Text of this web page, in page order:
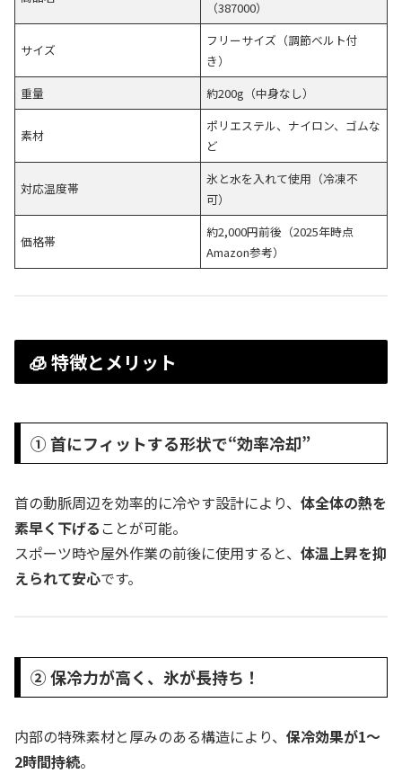
（387000）
サイズ
フリーサイズ（調節ベルト付
き）
重量
約200g（中身なし）
素材
ポリエステル、ナイロン、ゴムな
ど
対応温度帯
氷と水を入れて使用（冷凍不
可）
価格帯
約2,000円前後（2025年時点
Amazon参考）
🧊 特徴とメリット
① 首にフィットする形状で“効率冷却”
首の動脈周辺を効率的に冷やす設計により、 体全体の熱を
素早く下げる ことが可能。
スポーツ時や屋外作業の前後に使用すると、 体温上昇を抑
えられて安心です。
② 保冷力が高く、氷が長持ち！
内部の特殊素材と厚みのある構造により、 保冷効果が1〜
2時間持続。